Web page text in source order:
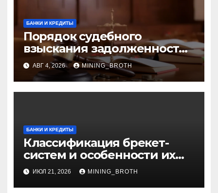
БАНКИ И КРЕДИТЫ
Порядок судебного
взыскания задолженности:
ключевые стадии и нюансы
АВГ 4, 2026 MINING_BROTH
БАНКИ И КРЕДИТЫ
Классификация брекет-
систем и особенности их
установки
ИЮЛ 21, 2026 MINING_BROTH